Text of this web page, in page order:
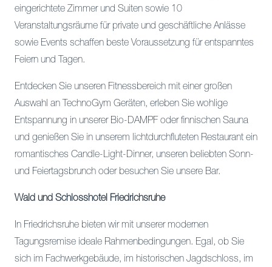
eingerichtete Zimmer und Suiten sowie 10
Veranstaltungsräume für private und geschäftliche Anlässe
sowie Events schaffen beste Voraussetzung für entspanntes
Feiern und Tagen.
Entdecken Sie unseren Fitnessbereich mit einer großen
Auswahl an TechnoGym Geräten, erleben Sie wohlige
Entspannung in unserer Bio-DAMPF oder finnischen Sauna
und genießen Sie in unserem lichtdurchfluteten Restaurant ein
romantisches Candle-Light-Dinner, unseren beliebten Sonn-
und Feiertagsbrunch oder besuchen Sie unsere Bar.
Wald und Schlosshotel Friedrichsruhe
In Friedrichsruhe bieten wir mit unserer modernen
Tagungsremise ideale Rahmenbedingungen. Egal, ob Sie
sich im Fachwerkgebäude, im historischen Jagdschloss, im